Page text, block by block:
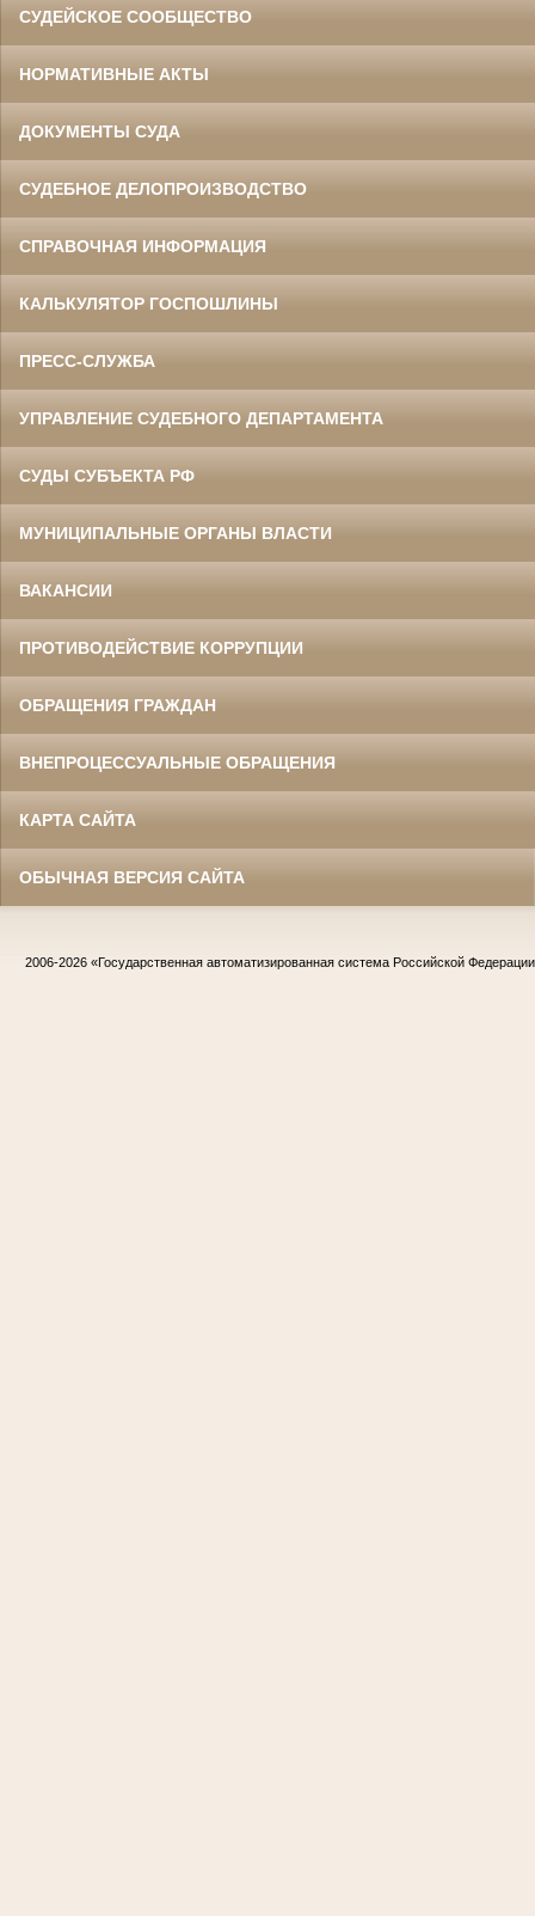
СУДЕЙСКОЕ СООБЩЕСТВО
НОРМАТИВНЫЕ АКТЫ
ДОКУМЕНТЫ СУДА
СУДЕБНОЕ ДЕЛОПРОИЗВОДСТВО
СПРАВОЧНАЯ ИНФОРМАЦИЯ
КАЛЬКУЛЯТОР ГОСПОШЛИНЫ
ПРЕСС-СЛУЖБА
УПРАВЛЕНИЕ СУДЕБНОГО ДЕПАРТАМЕНТА
СУДЫ СУБЪЕКТА РФ
МУНИЦИПАЛЬНЫЕ ОРГАНЫ ВЛАСТИ
ВАКАНСИИ
ПРОТИВОДЕЙСТВИЕ КОРРУПЦИИ
ОБРАЩЕНИЯ ГРАЖДАН
ВНЕПРОЦЕССУАЛЬНЫЕ ОБРАЩЕНИЯ
КАРТА САЙТА
ОБЫЧНАЯ ВЕРСИЯ САЙТА
2006-2026 «Государственная автоматизированная система Российской